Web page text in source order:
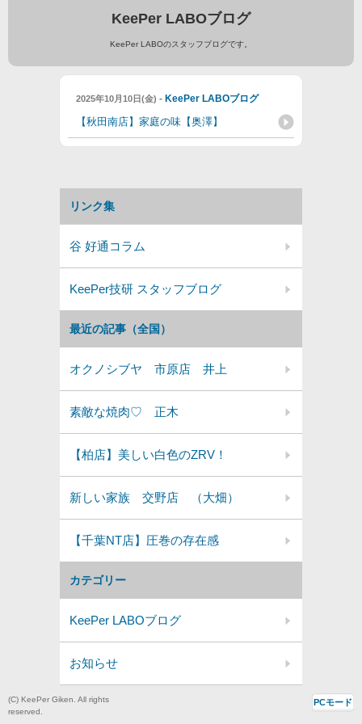
KeePer LABOブログ
KeePer LABOのスタッフブログです。
2025年10月10日(金) - KeePer LABOブログ
【秋田南店】家庭の味【奥澤】
カテゴリー
KeePer LABOブログ
お知らせ
最近の記事（全国）
オクノシブヤ 市原店 井上
素敵な焼肉♡ 正木
【柏店】美しい白色のZRV！
新しい家族 交野店 （大畑）
【千葉NT店】圧巻の存在感
リンク集
谷 好通コラム
KeePer技研 スタッフブログ
(C) KeePer Giken. All rights
reserved.
PCモード